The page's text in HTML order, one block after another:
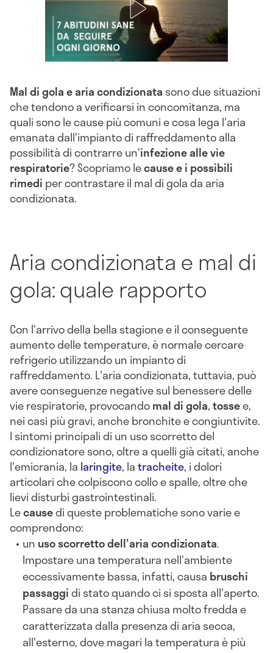
Mal di gola e aria condizionata sono due situazioni
che tendono a verificarsi in concomitanza, ma
quali sono le cause più comuni e cosa lega l'aria
emanata dall'impianto di raffreddamento alla
possibilità di contrarre un'infezione alle vie
respiratorie? Scopriamo lecause e i possibili
rimedi per contrastare il mal di gola da aria
condizionata.
Aria condizionata e mal di
gola: quale rapporto
Con l'arrivo della bella stagione e il conseguente
aumento delle temperature, è normale cercare
refrigerio utilizzando un impianto di
raffreddamento. L'aria condizionata, tuttavia, può
avere conseguenze negative sul benessere delle
vie respiratorie, provocandomal di gola,tossee,
nei casi più gravi, anche bronchite e congiuntivite.
I sintomi principali di un uso scorretto del
condizionatore sono, oltre a quelli già citati, anche
l'emicrania, la laringite, latracheite, i dolori
articolari che colpiscono collo e spalle, oltre che
lievi disturbi gastrointestinali.
Lecausedi queste problematiche sono varie e
comprendono:
un uso scorretto dell'aria condizionata.
Impostare una temperatura nell'ambiente
eccessivamente bassa, infatti, causa bruschi
passaggidi stato quando ci si sposta all'aperto.
Passare da una stanza chiusa molto fredda e
caratterizzata dalla presenza di aria secca,
all'esterno, dove magari la temperatura è più